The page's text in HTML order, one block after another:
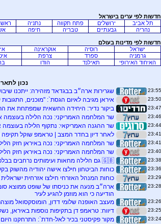
חדשות לפי ערים בישראל
תל אביב
ירושלים פתח תקווה נתניה
נהריה
גבעתיים טבריה חיפה
חדשות לפי מדינות בעולם
ישראל
רוסיה אוקראינה
גרמניה
ספרד צרפת
האיחוד האירופי
תאילנד הודו
נכון לתאריך 10-
שגרירות ארה״ב בבגדאד מזהירה: ייתכנו
איראן מגיבה לאיום הגסת`: "מוכנים, התגובות
ביקור נדיר: היחידה החשאית שמפתחת את
שר המלחמה האמריקני: נכה הלילה בעוצמה
שר ההגנה האמריקאי: נתקוף הלילה בעוצמה
לאחר דיון בחדר המצב | טראמפ שוקל תקיפה
שר המלחמה האמריקני: נכה באיראן חזק
שר המלחמה האמריקני: נכה באיראן חזק
🇬🇧 גם הלילה מחאות ועימותים נרחבים בבלפסט
כוחות הביטחון חילצו אישה יהודיה מהשוק
כוחות המנהל האזרחי חילצו אזרחית ישראלית
ארה״ב מנעה את כניסתו של שופט ממוצא
הודיעה כי הוא מוזמן להגיע לעיר
מעצב האופנה שלומי דדון, הומוסקסואל
דיווח: טראמפ דן בתקיפות נוספות באיראן,
מקור פקיסטני בכיר לאל-חדת`: התרחקנו